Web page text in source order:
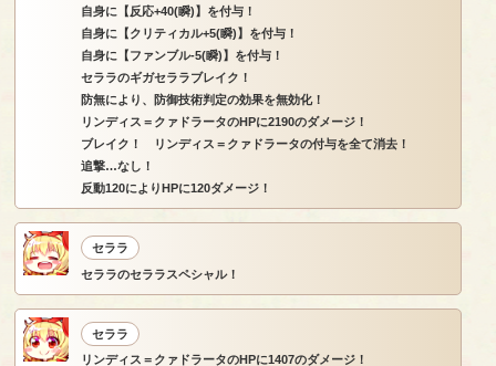
自身に【反応+40(瞬)】を付与！
自身に【クリティカル+5(瞬)】を付与！
自身に【ファンブル-5(瞬)】を付与！
セララのギガセララブレイク！
防無により、防御技術判定の効果を無効化！
リンディス＝クァドラータのHPに2190のダメージ！
ブレイク！ リンディス＝クァドラータの付与を全て消去！
追撃…なし！
反動120によりHPに120ダメージ！
セララ
セララのセララスペシャル！
セララ
リンディス＝クァドラータのHPに1407のダメージ！